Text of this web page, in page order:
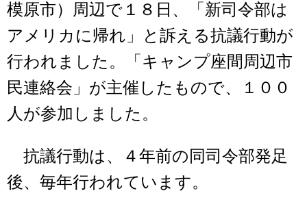
模原市）周辺で１８日、「新司令部は
アメリカに帰れ」と訴える抗議行動が
行われました。「キャンプ座間周辺市
民連絡会」が主催したもので、１００
人が参加しました。
抗議行動は、４年前の同司令部発足
後、毎年行われています。